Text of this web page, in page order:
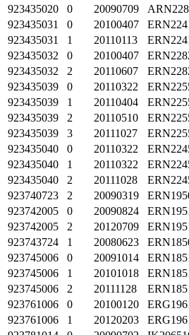
923435020
0 20090709
923435031
0 20100407
923435031
1 20110113
923435032
0 20100407
923435032
2 20110607
923435039
0 20110322
923435039
1 20110404
923435039
2 20110510
923435039
3 20111027
923435040
0 20110322
923435040
1 20110322
923435040
2 20111028
923740723
2 20090319
923742005
0 20090824
923742005
2 20120709
923743724
1 20080623
923745006
0 20091014
923745006
1 20101018
923745006
2 20111128
923761006
0 20100120
923761006
1 20120203